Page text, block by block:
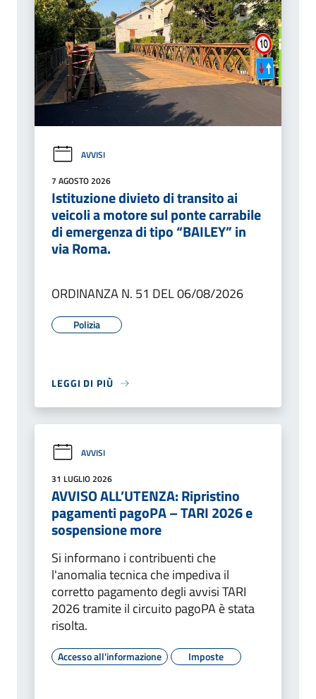
AVVISI
7 AGOSTO 2026
Istituzione divieto di transito ai
veicoli a motore sul ponte carrabile
di emergenza di tipo “BAILEY” in
via Roma.
ORDINANZA N. 51 DEL 06/08/2026
Polizia
LEGGI DI PIÙ
AVVISI
31 LUGLIO 2026
AVVISO ALL’UTENZA: Ripristino
pagamenti pagoPA – TARI 2026 e
sospensione more
Si informano i contribuenti che
l'anomalia tecnica che impediva il
corretto pagamento degli avvisi TARI
2026 tramite il circuito pagoPA è stata
risolta.
Accesso all'informazione Imposte